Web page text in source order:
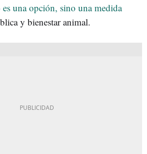
es una opción, sino una medida
y bienestar animal.